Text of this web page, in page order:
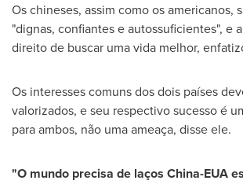
Os chineses, assim como os americanos,
"dignas, confiantes e autossuficientes", e
direito de buscar uma vida melhor,
Os interesses comuns dos dois países
valorizados, e seu respectivo sucesso é
para ambos, não uma ameaça, disse ele.
"O mundo precisa de laços China-EUA